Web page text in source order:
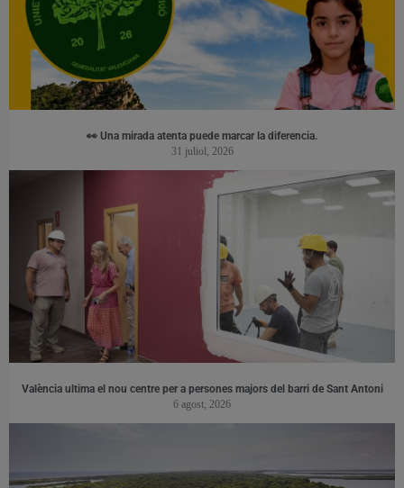
👀 Una mirada atenta puede marcar la diferencia.
31 juliol, 2026
València ultima el nou centre per a persones majors del barri de Sant Antoni
6 agost, 2026